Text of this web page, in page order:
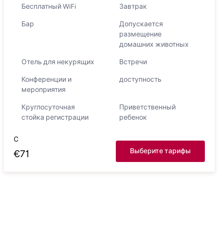
Бесплатный WiFi Завтрак
Бар
Допускается
размещение
домашних животных
Отель для некурящих Встречи
Конференции и
мероприятия
доступность
Круглосуточная
стойка регистрации
Приветственный
ребенок
С
€71 Выберите тарифы